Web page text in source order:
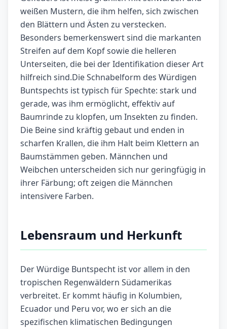
weißen Mustern, die ihm helfen, sich zwischen
den Blättern und Ästen zu verstecken.
Besonders bemerkenswert sind die markanten
Streifen auf dem Kopf sowie die helleren
Unterseiten, die bei der Identifikation dieser Art
hilfreich sind.Die Schnabelform des Würdigen
Buntspechts ist typisch für Spechte: stark und
gerade, was ihm ermöglicht, effektiv auf
Baumrinde zu klopfen, um Insekten zu finden.
Die Beine sind kräftig gebaut und enden in
scharfen Krallen, die ihm Halt beim Klettern an
Baumstämmen geben. Männchen und
Weibchen unterscheiden sich nur geringfügig in
ihrer Färbung; oft zeigen die Männchen
intensivere Farben.
Lebensraum und Herkunft
Der Würdige Buntspecht ist vor allem in den
tropischen Regenwäldern Südamerikas
verbreitet. Er kommt häufig in Kolumbien,
Ecuador und Peru vor, wo er sich an die
spezifischen klimatischen Bedingungen